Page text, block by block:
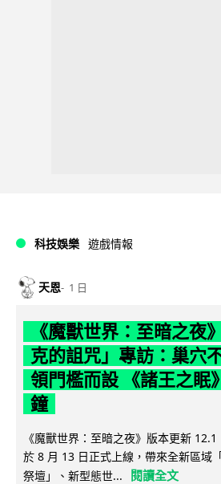
科技娛樂 遊戲情報
天恩 1 日
《魔獸世界：至暗之夜
克的詛咒」專訪：巢穴
領門檻而設 《諸王之眠
鐘
《魔獸世界：至暗之夜》版本更新
於 8 月 13 日正式上線，帶來全新區域
祭壇」、新型態世...
閱讀全文